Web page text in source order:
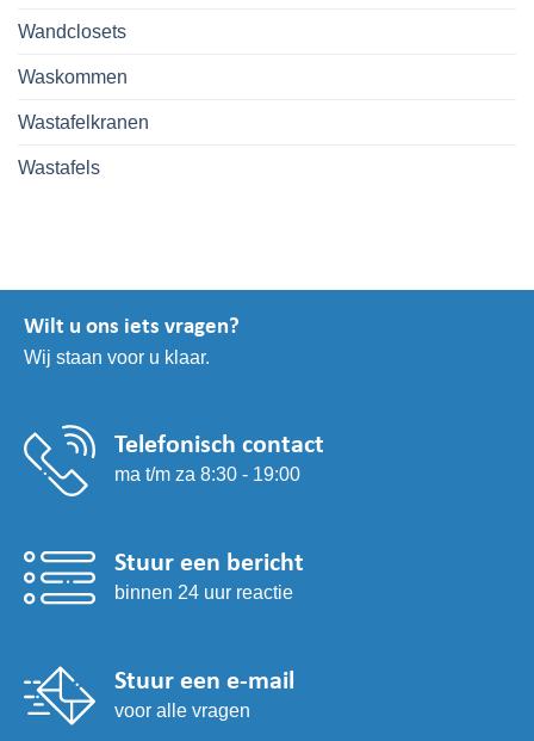
Wandclosets
Waskommen
Wastafelkranen
Wastafels
Wilt u ons iets vragen?
Wij staan voor u klaar.
Telefonisch contact
ma t/m za 8:30 - 19:00
Stuur een bericht
binnen 24 uur reactie
Stuur een e-mail
voor alle vragen